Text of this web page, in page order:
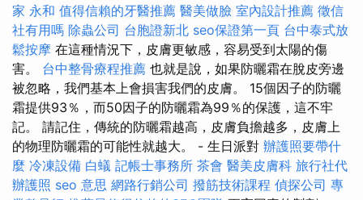
家 永和 值得信賴的牙醫推薦 醫美做臉 室內設計推薦 徵信
社有用嗎 除蟲公司 台胞證新北 seo保證第一頁 台中泰式放
鬆按摩 在這種情況下，皮膚更敏感，容易受到太陽的傷
害。 台中整骨療程推薦 也就是說，如果防曬霜在脫皮旁邊
被忽略，我們基本上會損害我們的皮膚。 15個因子的防曬
霜提供93％，而50因子的防曬霜為99％的保護，這不牢
記。 請記住，傳統的防曬霜越高，皮膚負擔越多，皮膚上
的物理防曬霜的可能性就越大。 - 生日派對 辦護照要帶什
麼 冷凍設備 白蟻 記帳士事務所 茶會 醫美皮膚科 旅行社代
辦護照 seo 意思 網路行銷公司 撥筋技術課程 偵探公司 專